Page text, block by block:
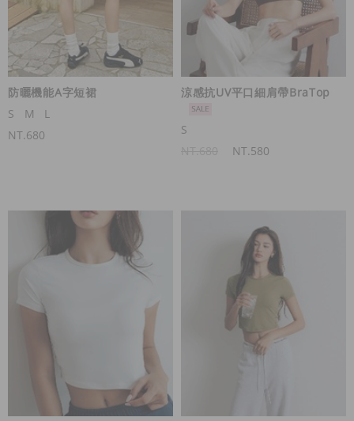
防曬機能A字短裙
S
M
L
NT.680
涼感抗UV平口細肩帶BraTop
S
NT.580